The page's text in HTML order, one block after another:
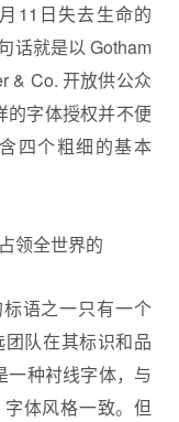
11日失去生命的
话就是以 Gotham
& Co. 开放供公众
的字体授权并不便
四个粗细的基本
语之一只有一个
队在其标识和品
一种衬线字体，与
体风格一致。但